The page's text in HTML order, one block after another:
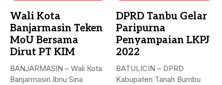
Wali Kota
Banjarmasin Teken
MoU Bersama
Dirut PT KIM
BANJARMASIN – Wali Kota
Banjarmasin Ibnu Sina
DPRD Tanbu Gelar
Paripurna
Penyampaian LKPJ
2022
BATULICIN – DPRD
Kabupaten Tanah Bumbu